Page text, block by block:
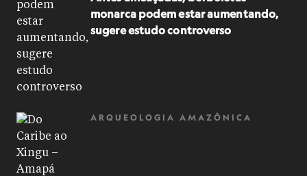
monarca podem estar aumentando,
sugere estudo controverso
ARQUEOLOGIA AMAZÔNICA